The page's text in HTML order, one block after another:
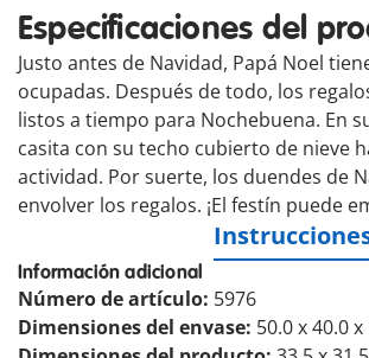
Especificaciones del
Justo antes de Navidad, Papá Noel
ocupadas. Después de todo, los
listos a tiempo para Nochebuena. En
casita con su techo cubierto de nieve
actividad. Por suerte, los duendes de
envolver los regalos. ¡El festín puede
Información adicional
Número de artículo: 5976
Dimensiones del envase: 50.0 x 40.0